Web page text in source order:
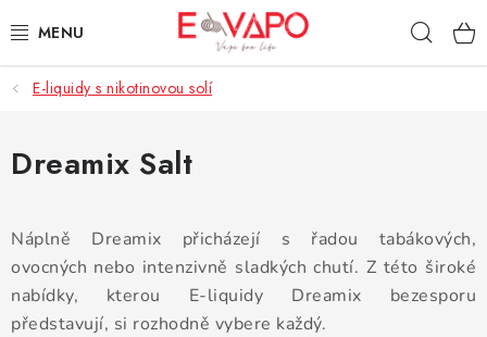
na
3D TISK
TIPY ZA DOBROU CENU
BÁZE
E-LIQUIDY
E-liquidy s nikotinovou solí
Dreamix Salt
Náplně Dreamix přicházejí s řadou tabákových,
ovocných nebo intenzivně sladkých chutí. Z této široké
nabídky, kterou E-liquidy Dreamix bezesporu
představují, si rozhodně vybere každý.